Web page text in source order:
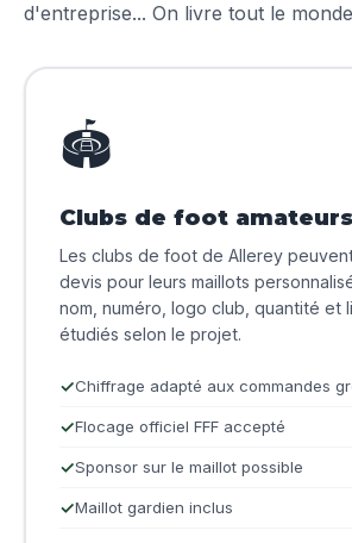
d'entreprise... On livre tout le
🏟️
Clubs de foot amateurs
Les clubs de foot de Allerey
devis pour leurs maillots
nom, numéro, logo club, quantité et
étudiés selon le projet.
Chiffrage adapté aux commandes
Flocage officiel FFF accepté
Sponsor sur le maillot possible
Maillot gardien inclus